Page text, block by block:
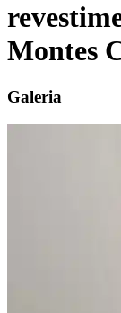
Montes
Galeria